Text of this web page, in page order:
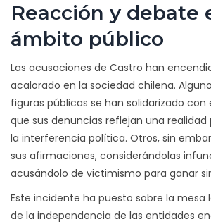
Reacción y debate
ámbito público
Las acusaciones de Castro han
acalorado en la sociedad chilena.
figuras públicas se han solidarizado
que sus denuncias reflejan una
la interferencia política. Otros, sin
sus afirmaciones, considerándolas
acusándolo de victimismo para ganar
Este incidente ha puesto sobre la mesa
de la independencia de las entidades